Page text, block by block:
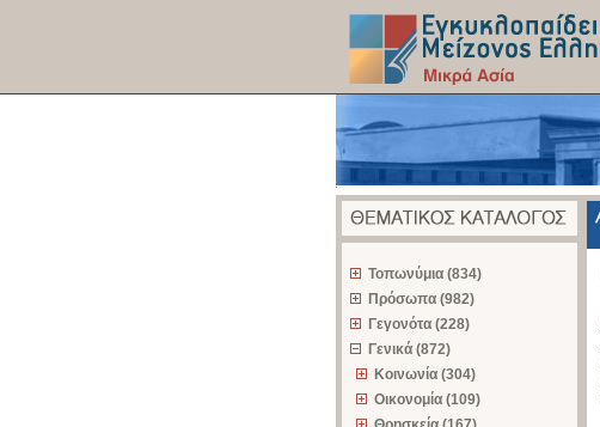
Τοπωνύμια (834)
Πρόσωπα (982)
Γεγονότα (228)
Γενικά (872)
Κοινωνία (304)
Οικονομία (109)